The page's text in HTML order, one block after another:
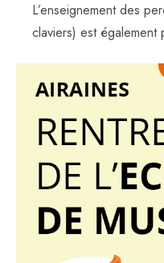
L’enseignement des
claviers) est